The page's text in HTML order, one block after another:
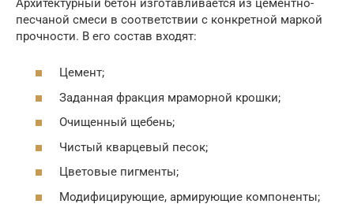
Архитектурный бетон изготавливается из цементно-
песчаной смеси в соответствии с конкретной маркой
прочности. В его состав входят:
Цемент;
Заданная фракция мраморной крошки;
Очищенный щебень;
Чистый кварцевый песок;
Цветовые пигменты;
Модифицирующие, армирующие компоненты;